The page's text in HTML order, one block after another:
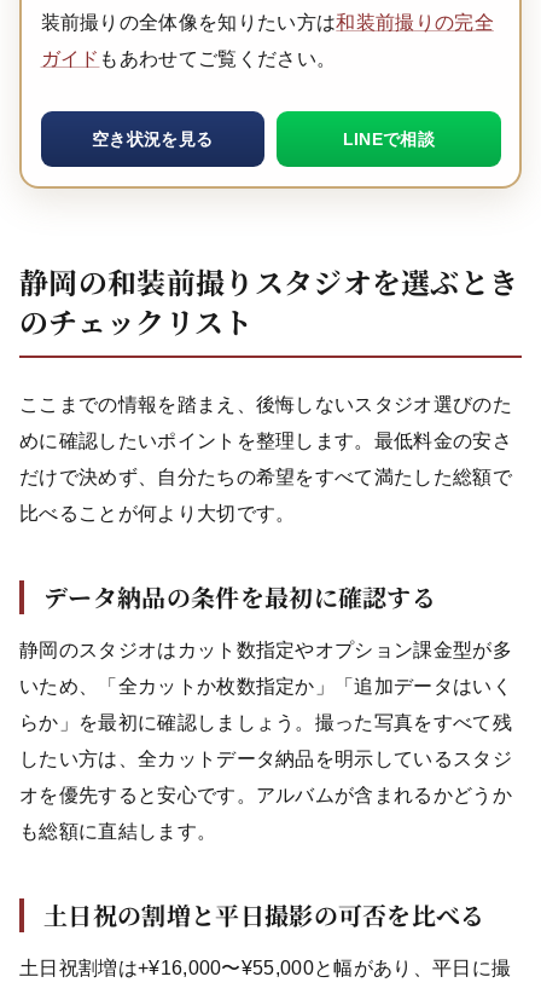
装前撮りの全体像を知りたい方は和装前撮りの完全
ガイド もあわせてご覧ください。
空き状況を見る LINEで相談
静岡の和装前撮りスタジオを選ぶとき
のチェックリスト
ここまでの情報を踏まえ、後悔しないスタジオ選びのた
めに確認したいポイントを整理します。最低料金の安さ
だけで決めず、自分たちの希望をすべて満たした総額で
比べることが何より大切です。
データ納品の条件を最初に確認する
静岡のスタジオはカット数指定やオプション課金型が多
いため、「全カットか枚数指定か」「追加データはいく
らか」を最初に確認しましょう。撮った写真をすべて残
したい方は、全カットデータ納品を明示しているスタジ
オを優先すると安心です。アルバムが含まれるかどうか
も総額に直結します。
土日祝の割増と平日撮影の可否を比べる
土日祝割増は+¥16,000〜¥55,000と幅があり、平日に撮